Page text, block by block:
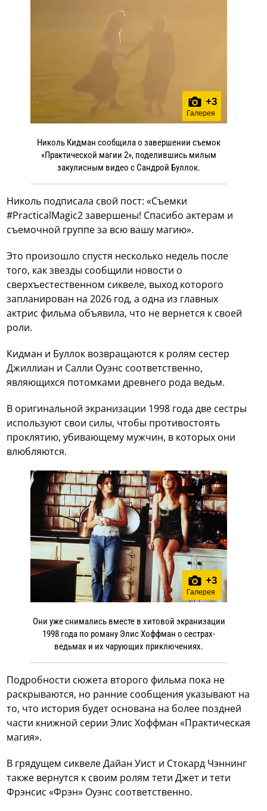
+3
Галерея
Николь Кидман сообщила о завершении съемок
«Практической магии 2», поделившись милым
закулисным видео с Сандрой Буллок.
Николь подписала свой пост: «Съемки
#PracticalMagic2 завершены! Спасибо актерам и
съемочной группе за всю вашу магию».
Это произошло спустя несколько недель после
того, как звезды сообщили новости о
сверхъестественном сиквеле, выход которого
запланирован на 2026 год, а одна из главных
актрис фильма объявила, что не вернется к своей
роли.
Кидман и Буллок возвращаются к ролям сестер
Джиллиан и Салли Оуэнс соответственно,
являющихся потомками древнего рода ведьм.
В оригинальной экранизации 1998 года две сестры
используют свои силы, чтобы противостоять
проклятию, убивающему мужчин, в которых они
влюбляются.
+3
Галерея
Они уже снимались вместе в хитовой экранизации
1998 года по роману Элис Хоффман о сестрах-
ведьмах и их чарующих приключениях.
Подробности сюжета второго фильма пока не
раскрываются, но ранние сообщения указывают на
то, что история будет основана на более поздней
части книжной серии Элис Хоффман «Практическая
магия».
В грядущем сиквеле Дайан Уист и Стокард Чэннинг
также вернутся к своим ролям тети Джет и тети
Фрэнсис «Фрэн» Оуэнс соответственно.